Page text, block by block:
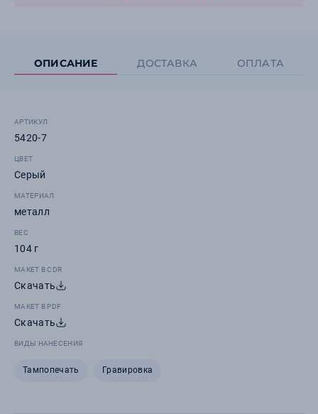
ОПИСАНИЕ ДОСТАВКА ОПЛАТА
АРТИКУЛ
5420-7
ЦВЕТ
Серый
МАТЕРИАЛ
металл
ВЕС
104 г
МАКЕТ В CDR
Скачать
МАКЕТ В PDF
Скачать
ВИДЫ НАНЕСЕНИЯ
Тампопечать Гравировка